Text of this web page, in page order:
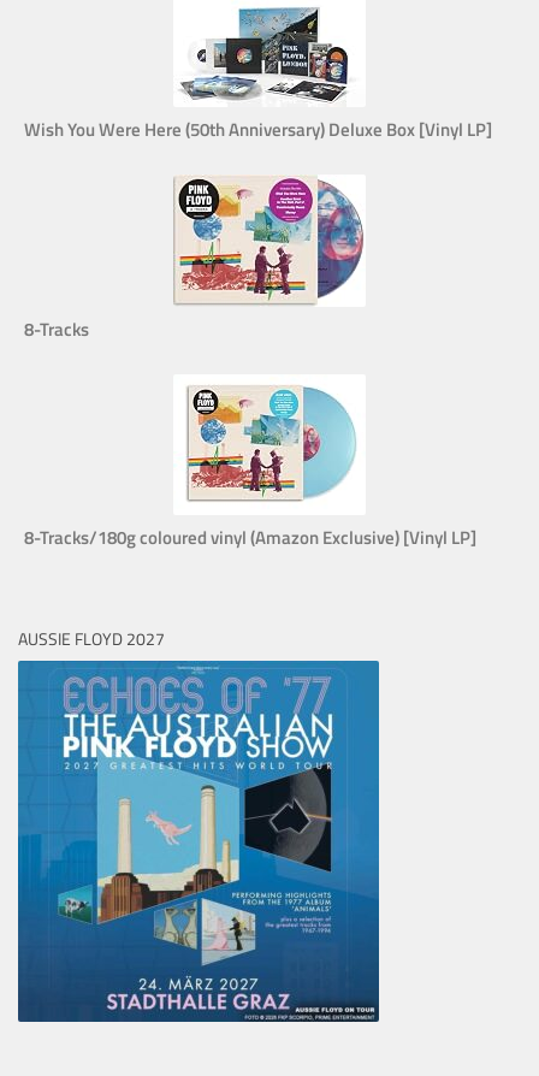
Wish You Were Here (50th Anniversary) Deluxe Box [Vinyl LP]
8-Tracks
8-Tracks/180g coloured vinyl (Amazon Exclusive) [Vinyl LP]
AUSSIE FLOYD 2027